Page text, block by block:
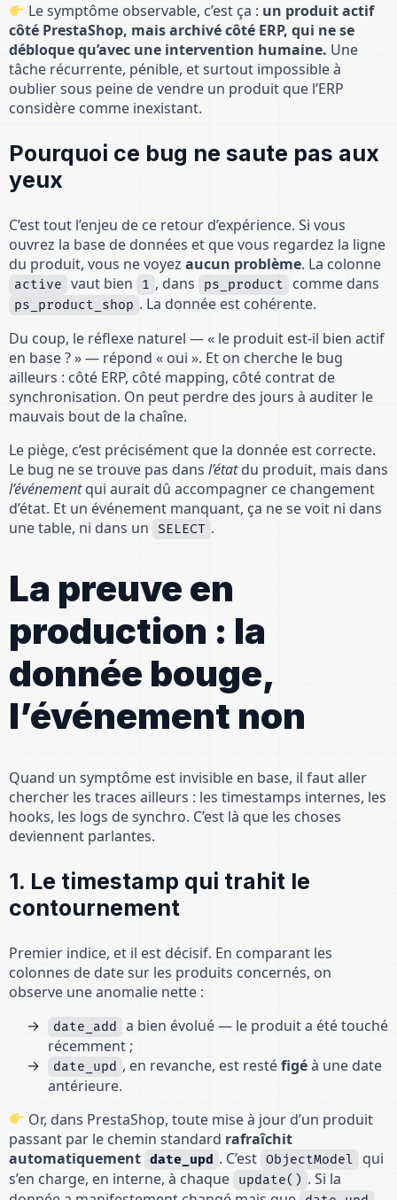
Le symptôme observable, c’est ça : un produit actif
côté PrestaShop, mais archivé côté ERP, qui ne se
débloque qu’avec une intervention humaine. Une
tâche récurrente, pénible, et surtout impossible à
oublier sous peine de vendre un produit que l’ERP
considère comme inexistant.
Pourquoi ce bug ne saute pas aux
yeux
C’est tout l’enjeu de ce retour d’expérience. Si vous
ouvrez la base de données et que vous regardez la ligne
du produit, vous ne voyez aucun problème. La colonne
active vaut bien 1 , dans ps_product comme dans
ps_product_shop . La donnée est cohérente.
Du coup, le réflexe naturel — « le produit est-il bien actif
en base ? » — répond « oui ». Et on cherche le bug
ailleurs : côté ERP, côté mapping, côté contrat de
synchronisation. On peut perdre des jours à auditer le
mauvais bout de la chaîne.
Le piège, c’est précisément que la donnée est correcte.
Le bug ne se trouve pas dans l’étatdu produit, mais dans
l’événementqui aurait dû accompagner ce changement
d’état. Et un événement manquant, ça ne se voit ni dans
une table, ni dans un
SELECT .
La preuve en
production : la
donnée bouge,
l’événement non
Quand un symptôme est invisible en base, il faut aller
chercher les traces ailleurs : les timestamps internes, les
hooks, les logs de synchro. C’est là que les choses
deviennent parlantes.
1. Le timestamp qui trahit le
contournement
Premier indice, et il est décisif. En comparant les
colonnes de date sur les produits concernés, on
observe une anomalie nette :
date_add
a bien évolué — le produit a été touché
récemment ;
date_upd , en revanche, est restéfigéà une date
antérieure.
Or, dans PrestaShop, toute mise à jour d’un produit
passant par le chemin standard rafraîchit
automatiquement date_upd . C’est ObjectModel
qui
s’en charge, en interne, à chaque
update() . Si la